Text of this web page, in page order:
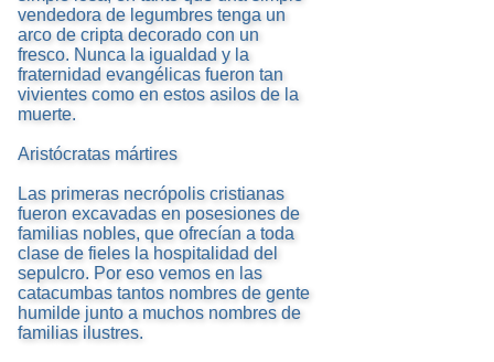
vendedora de legumbres tenga un
arco de cripta decorado con un
fresco. Nunca la igualdad y la
fraternidad evangélicas fueron tan
vivientes como en estos asilos de la
muerte.
Aristócratas mártires
Las primeras necrópolis cristianas
fueron excavadas en posesiones de
familias nobles, que ofrecían a toda
clase de fieles la hospitalidad del
sepulcro. Por eso vemos en las
catacumbas tantos nombres de gente
humilde junto a muchos nombres de
familias ilustres.